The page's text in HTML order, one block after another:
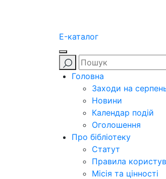
E-каталог
Головна
Заходи на
Новини
Календар подій
Оголошення
Про бібліотеку
Статут
Правила
Місія та цінності